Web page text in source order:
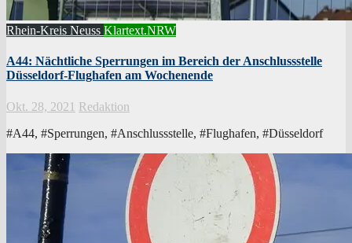
Rhein-Kreis Neuss Klartext.NRW
A44: Nächtliche Sperrungen im Bereich der Anschlussstelle
Düsseldorf-Flughafen am Wochenende
Okt. 28, 2021 Redaktion
#A44, #Sperrungen, #Anschlussstelle, #Flughafen, #Düsseldorf